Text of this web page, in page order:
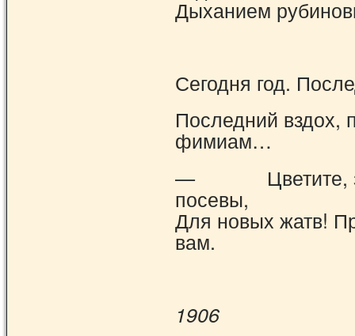
Дыханием
Сегодня год.
Последний вздох,
фимиам…
— Цветите,
посевы,
Для новых жатв!
вам.
1906